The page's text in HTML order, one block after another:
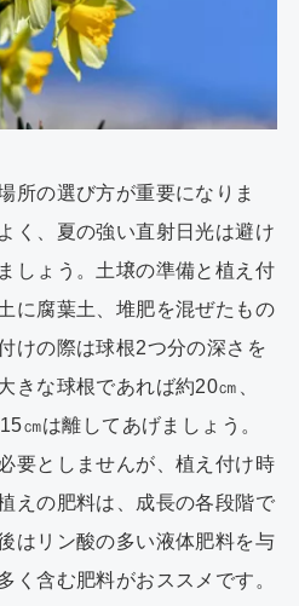
所の選び方が重要になりま
く、夏の強い直射日光は避け
しょう。土壌の準備と植え付
に腐葉土、堆肥を混ぜたもの
けの際は球根2つ分の深さを
きな球根であれば約20㎝、
㎝は離してあげましょう。
要としませんが、植え付け時
えの肥料は、成長の各段階で
はリン酸の多い液体肥料を与
く含む肥料がおススメです。